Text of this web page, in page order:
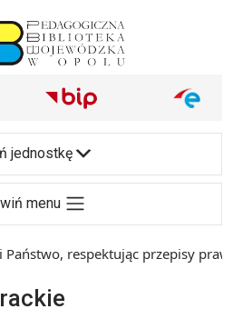
narzędzi
i inne
jednostkę
menu
respektując przepisy